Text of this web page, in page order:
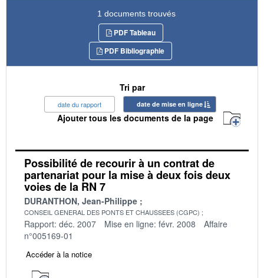
1 documents trouvés
PDF Tableau
PDF Bibliographie
Tri par
date du rapport date de mise en ligne
Ajouter tous les documents de la page
Possibilité de recourir à un contrat de
partenariat pour la mise à deux fois deux
voies de la RN 7
DURANTHON, Jean-Philippe
CONSEIL GENERAL DES PONTS ET CHAUSSEES (CGPC)
Rapport: déc. 2007 Mise en ligne: févr. 2008
Affaire
n°005169-01
Accéder à la notice